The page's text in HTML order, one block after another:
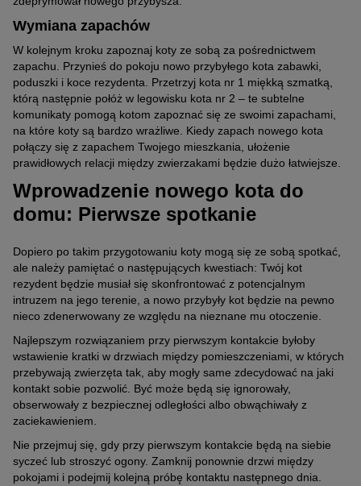
Wymiana zapachów
W kolejnym kroku zapoznaj koty ze sobą za pośrednictwem
zapachu. Przynieś do pokoju nowo przybyłego kota zabawki,
poduszki i koce rezydenta. Przetrzyj kota nr 1 miękką szmatką,
którą następnie połóż w legowisku kota nr 2 – te subtelne
komunikaty pomogą kotom zapoznać się ze swoimi zapachami,
na które koty są bardzo wrażliwe. Kiedy zapach nowego kota
połączy się z zapachem Twojego mieszkania, ułożenie
prawidłowych relacji między zwierzakami będzie dużo łatwiejsze.
Wprowadzenie nowego kota do
domu: Pierwsze spotkanie
Dopiero po takim przygotowaniu koty mogą się ze sobą spotkać,
ale należy pamiętać o następujących kwestiach: Twój kot
rezydent będzie musiał się skonfrontować z potencjalnym
intruzem na jego terenie, a nowo przybyły kot będzie na pewno
nieco zdenerwowany ze względu na nieznane mu otoczenie.
Najlepszym rozwiązaniem przy pierwszym kontakcie byłoby
wstawienie kratki w drzwiach między pomieszczeniami, w których
przebywają zwierzęta tak, aby mogły same zdecydować na jaki
kontakt sobie pozwolić. Być może będą się ignorowały,
obserwowały z bezpiecznej odległości albo obwąchiwały z
zaciekawieniem.
Nie przejmuj się, gdy przy pierwszym kontakcie będą na siebie
syczeć lub stroszyć ogony. Zamknij ponownie drzwi między
pokojami i podejmij kolejną próbę kontaktu następnego dnia.